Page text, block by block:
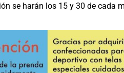
se harán los 15 y 30 de cada